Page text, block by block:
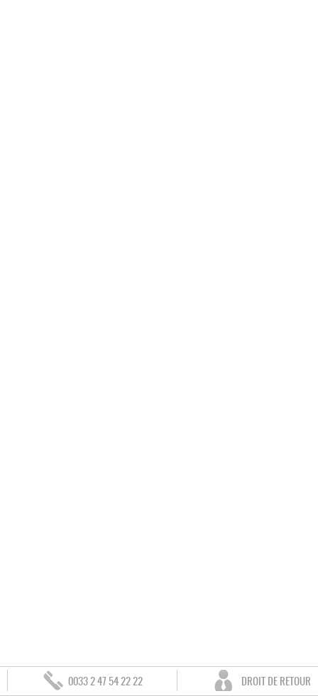
0033 2 47 54 22 22 DROIT DE RETOUR